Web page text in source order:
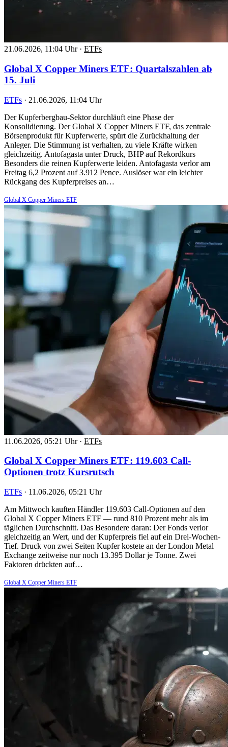
21.06.2026, 11:04 Uhr · ETFs
Global X Copper Miners ETF: Quartalszahlen ab
15. Juli
ETFs · 21.06.2026, 11:04 Uhr
Der Kupferbergbau-Sektor durchläuft eine Phase der
Konsolidierung. Der Global X Copper Miners ETF, das zentrale
Börsenprodukt für Kupferwerte, spürt die Zurückhaltung der
Anleger. Die Stimmung ist verhalten, zu viele Kräfte wirken
gleichzeitig. Antofagasta unter Druck, BHP auf Rekordkurs
Besonders die reinen Kupferwerte leiden. Antofagasta verlor am
Freitag 6,2 Prozent auf 3.912 Pence. Auslöser war ein leichter
Rückgang des Kupferpreises an…
Global X Copper Miners ETF
11.06.2026, 05:21 Uhr · ETFs
Global X Copper Miners ETF: 119.603 Call-
Optionen trotz Kursrutsch
ETFs · 11.06.2026, 05:21 Uhr
Am Mittwoch kauften Händler 119.603 Call-Optionen auf den
Global X Copper Miners ETF — rund 810 Prozent mehr als im
täglichen Durchschnitt. Das Besondere daran: Der Fonds verlor
gleichzeitig an Wert, und der Kupferpreis fiel auf ein Drei-Wochen-
Tief. Druck von zwei Seiten Kupfer kostete an der London Metal
Exchange zeitweise nur noch 13.395 Dollar je Tonne. Zwei
Faktoren drückten auf…
Global X Copper Miners ETF